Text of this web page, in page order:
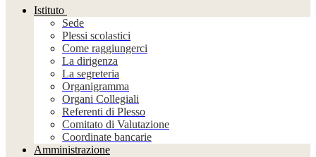
Istituto
Sede
Plessi scolastici
Come raggiungerci
La dirigenza
La segreteria
Organigramma
Organi Collegiali
Referenti di Plesso
Comitato di Valutazione
Coordinate bancarie
Amministrazione